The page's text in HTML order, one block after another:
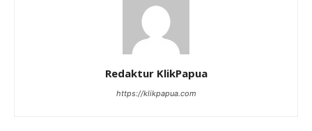
Redaktur KlikPapua
https://klikpapua.com